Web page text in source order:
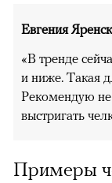
Евгения
«В тренде
и ниже. Такая
Рекомендую
выстригать
Примеры